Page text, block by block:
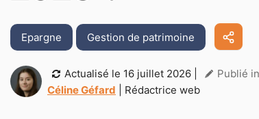
Epargne Gestion de patrimoine
Actualisé le 16 juillet 2026
Publié
Céline Géfard
| Rédactrice web